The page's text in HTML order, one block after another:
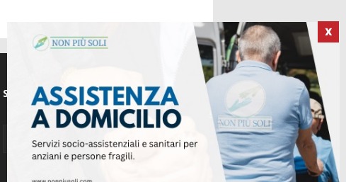
X
SEGUICI